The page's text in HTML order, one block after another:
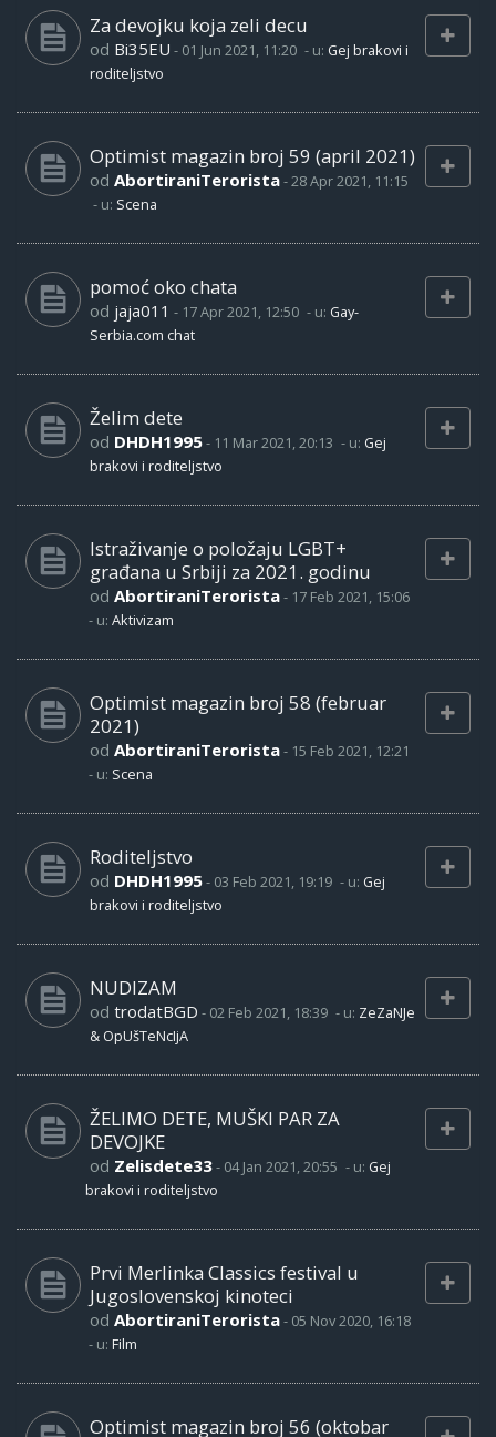
Za devojku koja zeli decu
od Bi35EU - 01 Jun 2021, 11:20 - u: Gej brakovi i
roditeljstvo
Optimist magazin broj 59 (april 2021)
od AbortiraniTerorista-28 Apr 2021, 11:15
- u: Scena
pomoć oko chata
od jaja011 - 17 Apr 2021, 12:50 - u: Gay-
Serbia.com chat
Želim dete
od DHDH1995- 11 Mar 2021, 20:13 - u: Gej
brakovi i roditeljstvo
Istraživanje o položaju LGBT+
građana u Srbiji za 2021. godinu
od AbortiraniTerorista- 17 Feb 2021, 15:06
- u: Aktivizam
Optimist magazin broj 58 (februar
2021)
od AbortiraniTerorista- 15 Feb 2021, 12:21
- u: Scena
Roditeljstvo
od DHDH1995- 03 Feb 2021, 19:19 - u: Gej
brakovi i roditeljstvo
NUDIZAM
od trodatBGD - 02 Feb 2021, 18:39 - u: ZeZaNJe
& OpUšTeNcIjA
ŽELIMO DETE, MUŠKI PAR ZA
DEVOJKE
od Zelisdete33- 04 Jan 2021, 20:55 - u: Gej
brakovi i roditeljstvo
Prvi Merlinka Classics festival u
Jugoslovenskoj kinoteci
od AbortiraniTerorista- 05 Nov 2020, 16:18
- u: Film
Optimist magazin broj 56 (oktobar